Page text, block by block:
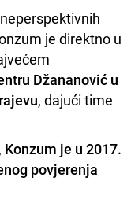
je direktno u
Džananović u
, dajući time
Konzum je u 2017.
povjerenja